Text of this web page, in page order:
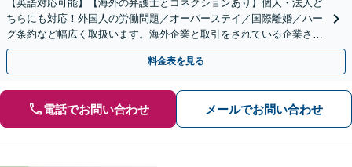
【英語対応可能】【海外の弁護士とコネクションあり】個人・法人ど
ちらにも対応！外国人の労働問題／オーバーステイ／国際離婚／ハー
グ条約など幅広く取扱います。海外企業と取引をされている企業さま
等もサポート！【顧問契約可】【休日・夜間面談は要予約】
料金表を見る
電話でお問い合わせ メールでお問い合わせ